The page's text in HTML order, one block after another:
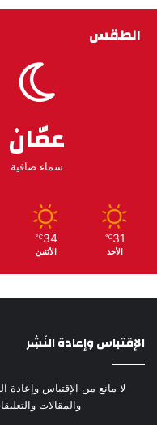
الطقس
عمّان
سماء صافية
31
℃
الأحد
34
℃
الأثنين
الإقتباس وإعادة النَشِر
لا مانع من الإقتباس
والمقالات